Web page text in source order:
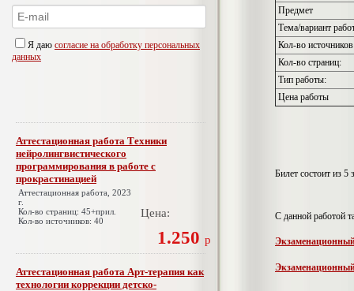
Я даю согласие на обработку персональных
данных
Аттестационная работа Техники
нейролингвистического
программирования в работе с
прокрастинацией
Аттестационная работа, 2023
г.
Кол-во страниц: 45+прил.
Кол-во источников: 40
Цена:
1.250 р
Аттестационная работа Арт-терапия как
технологии коррекции детско-
Предмет
Тема/вариант
Кол-во
Кол-во страниц:
Тип работы:
Цена работы
Билет состоит из 5
С данной работой